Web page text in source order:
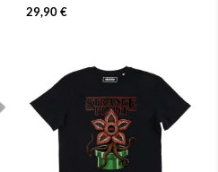
29,90 €